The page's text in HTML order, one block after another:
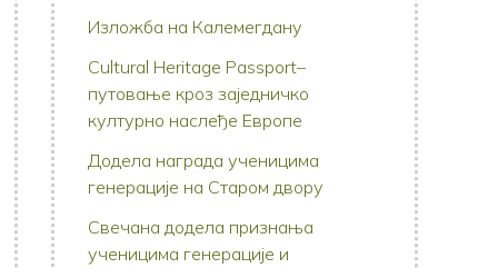
Изложба на Калемегдану
Cultural Heritage Passport–
путовање кроз заједничко
културно наслеђе Европе
Додела награда ученицима
генерације на Старом двору
Свечана додела признања
ученицима генерације и